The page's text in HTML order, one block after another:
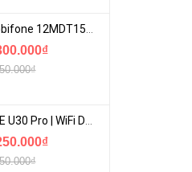
Mobifone 12MDT150 | Sim Chuyên 4G Mobifone Dung Lượng Cao 500GB/Tháng Gói 1 Năm
ZTE U30 Pro | WiFi Di Động 5G Tốc Độ Lên Đến 500Mbps, Màn Hình Cảm Ứng